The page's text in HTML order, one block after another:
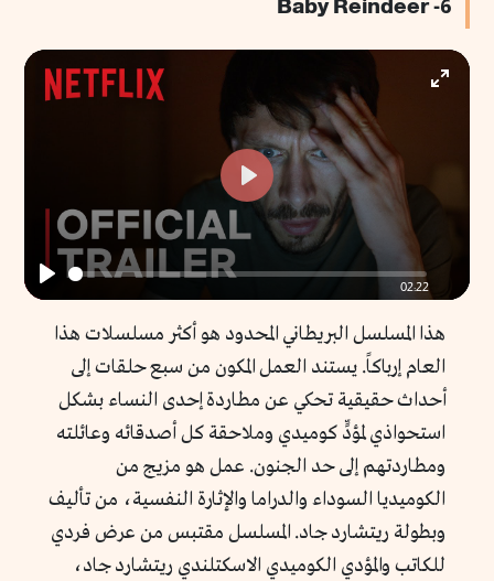
6- Baby Reindeer
Play
02:22
Play
هذا المسلسل البريطاني المحدود هو أكثر مسلسلات هذا
العام إرباكاً. يستند العمل المكون من سبع حلقات إلى
أحداث حقيقية تحكي عن مطاردة إحدى النساء بشكل
استحواذي لمؤدٍّ كوميدي وملاحقة كل أصدقائه وعائلته
ومطاردتهم إلى حد الجنون. عمل هو مزيج من
الكوميديا السوداء والدراما والإثارة النفسية، من تأليف
وبطولة ريتشارد جاد. المسلسل مقتبس من عرض فردي
للكاتب والمؤدي الكوميدي الاسكتلندي ريتشارد جاد،